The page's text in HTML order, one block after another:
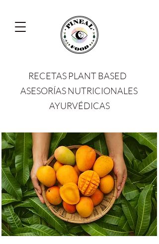
RECETAS PLANT BASED
ASESORÍAS NUTRICIONALES
AYURVÉDICAS